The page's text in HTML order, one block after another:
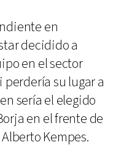
en
decidido a
en el sector
su lugar a
sería el elegido
en el frente de
Kempes.